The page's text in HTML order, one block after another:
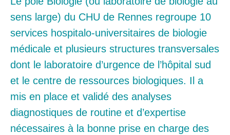
sens large) du CHU de Rennes regroupe 10
services hospitalo-universitaires de biologie
médicale et plusieurs structures transversales
dont le laboratoire d’urgence de l’hôpital sud
et le centre de ressources biologiques. Il a
mis en place et validé des analyses
diagnostiques de routine et d’expertise
nécessaires à la bonne prise en charge des